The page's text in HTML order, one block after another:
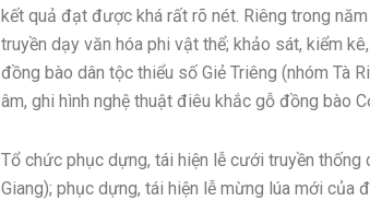
kết quả đạt được khá rất rõ nét. Riêng trong
truyền dạy văn hóa phi vật thể; khảo sát, kiểm
đồng bào dân tộc thiểu số Giẻ Triêng (nhóm Tà
âm, ghi hình nghệ thuật điêu khắc gỗ đồng bào
Tổ chức phục dựng, tái hiện lễ cưới truyền
Giang); phục dựng, tái hiện lễ mừng lúa mới